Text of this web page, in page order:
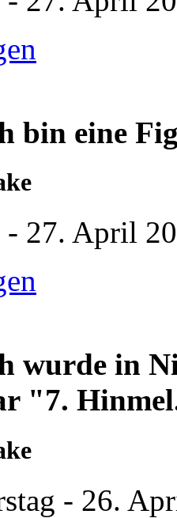
bin eine
- 27. April
wurde in
"7.
- 26.